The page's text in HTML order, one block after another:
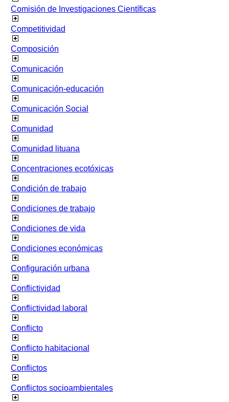
Comisión de Investigaciones Científicas
Competitividad
Composición
Comunicación
Comunicación-educación
Comunicación Social
Comunidad
Comunidad lituana
Concentraciones ecotóxicas
Condición de trabajo
Condiciones de trabajo
Condiciones de vida
Condiciones económicas
Configuración urbana
Conflictividad
Conflictividad laboral
Conflicto
Conflicto habitacional
Conflictos
Conflictos socioambientales